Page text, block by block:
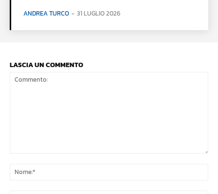
ANDREA TURCO - 31 LUGLIO 2026
LASCIA UN COMMENTO